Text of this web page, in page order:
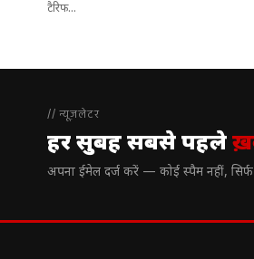
टैरिफ...
// न्यूज़लेटर
हर सुबह सबसे पहले
अपना ईमेल दर्ज करें — कोई स्पैम नहीं,